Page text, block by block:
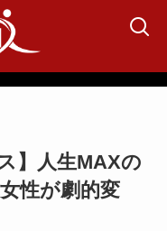
】人生MAXの
性が劇的変